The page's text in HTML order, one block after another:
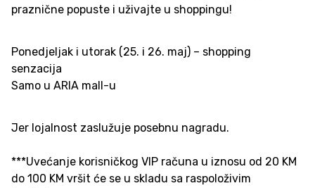
praznične popuste i uživajte u shoppingu!
Ponedjeljak i utorak (25. i 26. maj) – shopping
senzacija
Samo u ARIA mall-u
Jer lojalnost zaslužuje posebnu nagradu.
***Uvećanje korisničkog VIP računa u iznosu od 20 KM
do 100 KM vršit će se u skladu sa raspoloživim